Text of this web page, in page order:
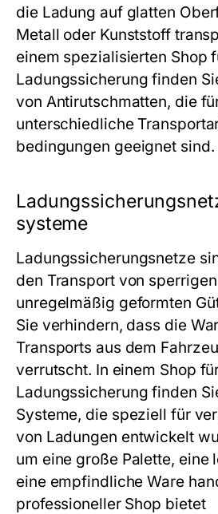
die Ladung auf glatten
Metall oder Kunststoff
einem spezialisierten Shop
Ladungssicherung finden
von Antirutschmatten, die
unterschiedliche
bedingungen geeignet sind.
systeme
Ladungssicherungsnetze
den Transport von
unregelmäßig geformten
Sie verhindern, dass die
Transports aus dem
verrutscht. In einem Shop
Ladungssicherung finden
Systeme, die speziell für
von Ladungen entwickelt
um eine große Palette, eine
eine empfindliche Ware
professioneller Shop bietet